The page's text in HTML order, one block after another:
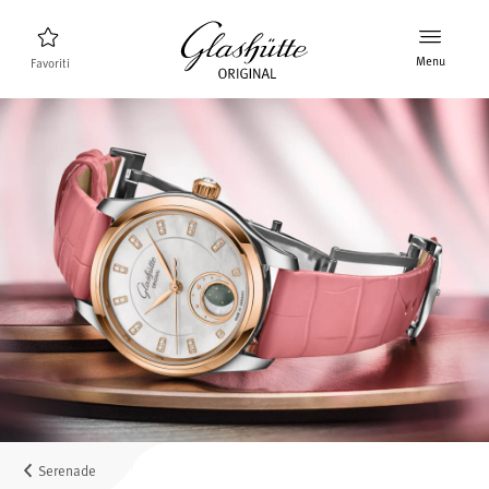
Favoriti Menu
Ricerca orologi
Collezione
Scoprire la collezione
Il marchio Glashütte Original
Per saperne di più sulla Manifattura
Concessionari
Boutique e Concessionari
MyAccount
Serenade